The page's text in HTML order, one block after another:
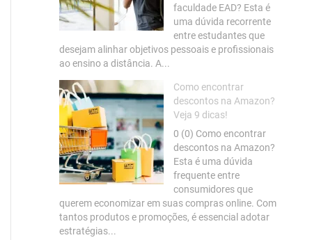
faculdade EAD? Esta é
uma dúvida recorrente
entre estudantes que
desejam alinhar objetivos pessoais e profissionais
ao ensino a distância. A...
Como encontrar
descontos na Amazon?
Veja 9 dicas!
0 (0) Como encontrar
descontos na Amazon?
Esta é uma dúvida
frequente entre
consumidores que
querem economizar em suas compras online. Com
tantos produtos e promoções, é essencial adotar
estratégias...